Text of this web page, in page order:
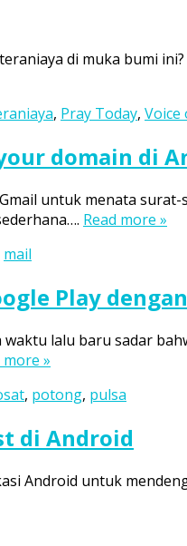
di muka bumi
, Pray Today,
domain di
untuk menata
Read more »
mail
Play
lalu baru sadar
more »
, potong, pulsa
di Android
Android untuk